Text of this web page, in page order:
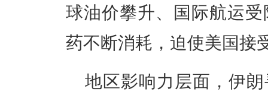
球油价攀升、国际航运
药不断消耗，迫使美国接
地区影响力层面，伊